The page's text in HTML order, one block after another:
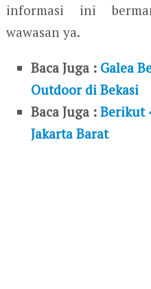
informasi ini
wawasan ya.
Baca Juga : Galea
Outdoor di Bekasi
Baca Juga :Berikut
Jakarta Barat